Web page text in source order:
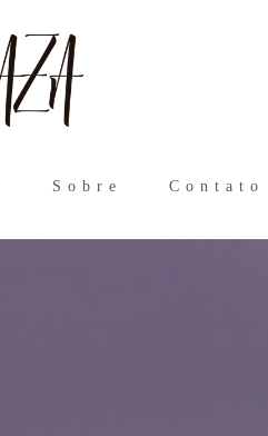
Sobre Contato